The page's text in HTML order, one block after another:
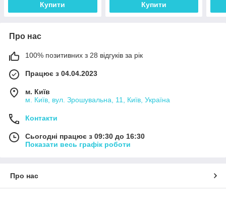
Купити Купити
Про нас
100% позитивних з 28 відгуків за рік
Працює з 04.04.2023
м. Київ
м. Київ, вул. Зрошувальна, 11, Київ, Україна
Контакти
Сьогодні працює з 09:30 до 16:30
Показати весь графік роботи
Про нас